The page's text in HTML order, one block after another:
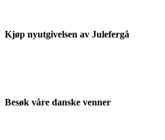
Kjøp nyutgivelsen av Julefergå
Besøk våre danske venner